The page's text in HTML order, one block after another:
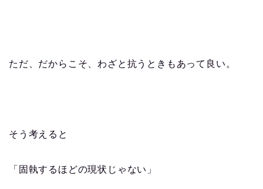
ただ、だからこそ、わざと抗うときもあって良い。
そう考えると
「固執するほどの現状じゃない」